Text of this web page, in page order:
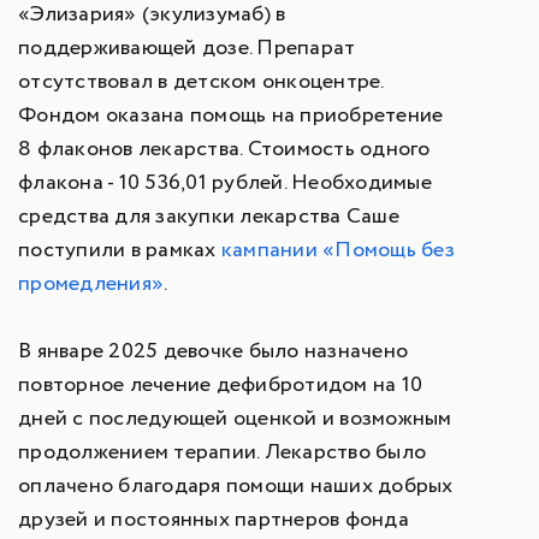
«Элизария» (экулизумаб) в
поддерживающей дозе. Препарат
отсутствовал в детском онкоцентре.
Фондом оказана помощь на приобретение
8 флаконов лекарства. Стоимость одного
флакона - 10 536,01 рублей. Необходимые
средства для закупки лекарства Саше
поступили в рамках кампании «Помощь без
промедления».
В январе 2025 девочке было назначено
повторное лечение дефибротидом на 10
дней с последующей оценкой и возможным
продолжением терапии. Лекарство было
оплачено благодаря помощи наших добрых
друзей и постоянных партнеров фонда